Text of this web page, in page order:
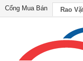
Cổng Mua Bán Rao